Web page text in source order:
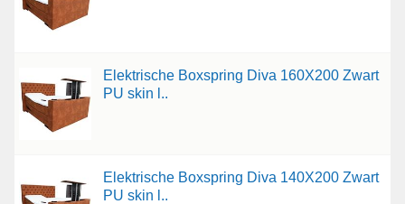
Elektrische Boxspring Diva 160X200 Zwart
PU skin l..
Elektrische Boxspring Diva 140X200 Zwart
PU skin l..